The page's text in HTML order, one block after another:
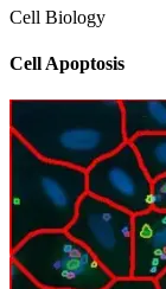
Cell Biology
Cell Apoptosis